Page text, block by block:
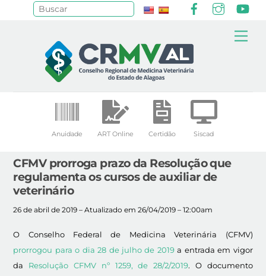
Anuidade ART Online Certidão Siscad
CFMV prorroga prazo da Resolução que
regulamenta os cursos de auxiliar de
veterinário
26 de abril de 2019 – Atualizado em 26/04/2019 – 12:00am
O Conselho Federal de Medicina Veterinária (CFMV)
prorrogou para o dia 28 de julho de 2019a entrada em vigor
da Resolução CFMV nº 1259, de 28/2/2019. O documento